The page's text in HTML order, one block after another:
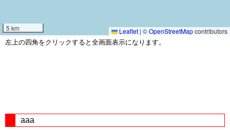
5 km Leaflet | ©OpenStreetMapcontributors
左上の四角をクリックすると全画面表示になります。
aaa